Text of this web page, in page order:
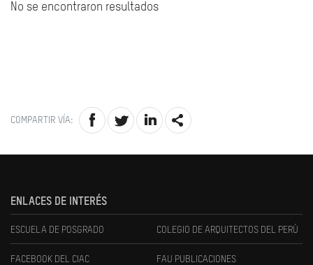
No se encontraron resultados
COMPARTIR VÍA:
ENLACES DE INTERÉS
ESCUELA DE POSGRADO COLEGIO DE ARQUITECTOS DEL PERÚ
FACEBOOK DEL CIAC FAU PUBLICACIONES